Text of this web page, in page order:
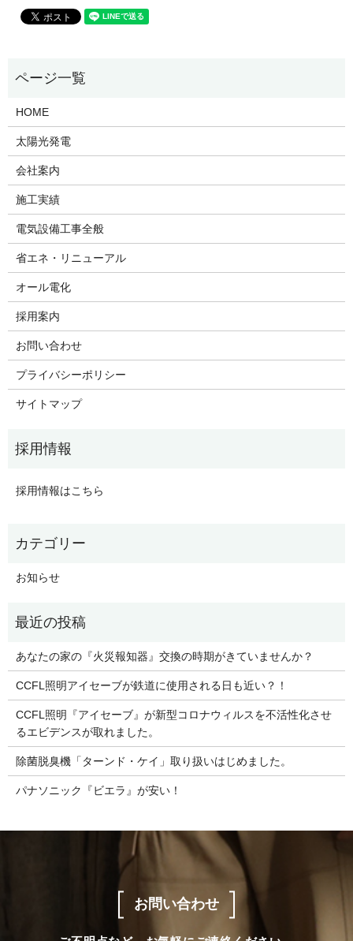
HOME
太陽光発電
会社案内
施工実績
電気設備工事全般
省エネ・リニューアル
オール電化
採用案内
お問い合わせ
プライバシーポリシー
サイトマップ
採用情報はこちら
お知らせ
あなたの家の『火災報知器』交換の時期がきていませんか？
CCFL照明アイセーブが鉄道に使用される日も近い？！
CCFL照明『アイセーブ』が新型コロナウィルスを不活性化させ
るエビデンスが取れました。
除菌脱臭機「ターンド・ケイ」取り扱いはじめました。
パナソニック『ビエラ』が安い！
お問い合わせ